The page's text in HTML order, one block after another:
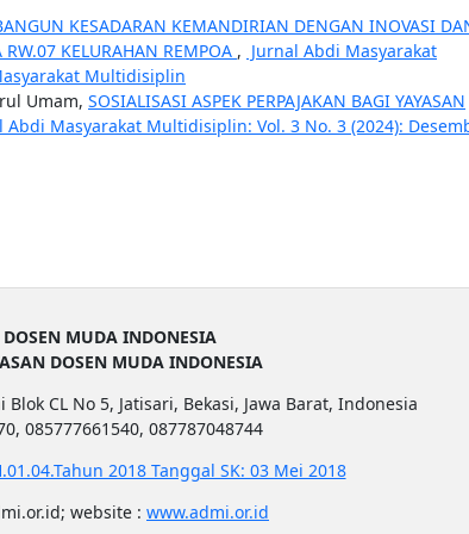
KESADARAN KEMANDIRIAN DENGAN INOVASI
RW.07 KELURAHAN REMPOA , Jurnal Abdi Masyarakat
Multidisiplin
Umam, SOSIALISASI ASPEK PERPAJAKAN BAGI YAYASAN
Abdi Masyarakat Multidisiplin: Vol. 3 No. 3 (2024):
DOSEN MUDA INDONESIA
DOSEN MUDA INDONESIA
CL No 5, Jatisari, Bekasi, Jawa Barat, Indonesia
085777661540, 087787048744
2018 Tanggal SK: 03 Mei 2018
website : www.admi.or.id